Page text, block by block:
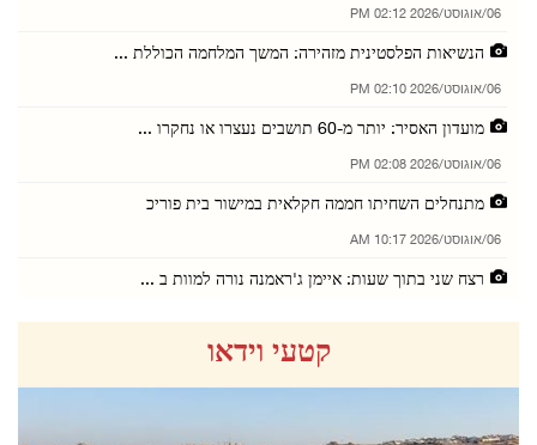
06/אוגוסט/2026 02:12 PM
הנשיאות הפלסטינית מזהירה: המשך המלחמה הכוללת ...
06/אוגוסט/2026 02:10 PM
מועדון האסיר: יותר מ-60 תושבים נעצרו או נחקרו ...
06/אוגוסט/2026 02:08 PM
מתנחלים השחיתו חממה חקלאית במישור בית פוריכ
06/אוגוסט/2026 10:17 AM
רצח שני בתוך שעות: איימן ג'ראמנה נורה למוות ב ...
הפלישה למחנה קלנדיה נמשכת זה היום השני: בתי ע ...
06/אוגוסט/2026 10:10 AM
מתנחלים חמושים הציתו בתי מגורים במסאפר יטא; נ ...
קטעי וידאו